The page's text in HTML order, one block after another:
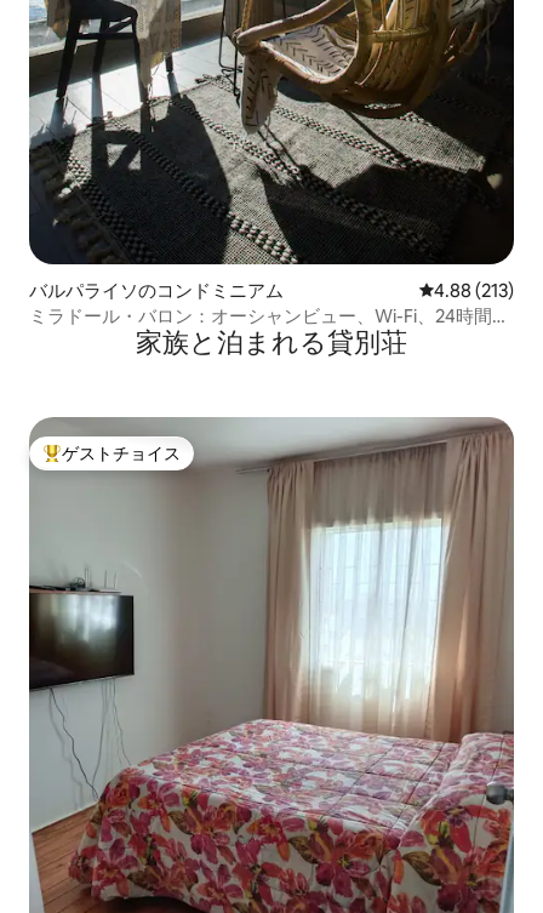
バルパライソのコンドミニアム レビュー213
4.88 (213)
ミラドール・バロン：オーシャンビュー、Wi-Fi、24時間
365日チェックイン家族と泊まれる貸別荘
大好評のゲストチョイスです。
ゲストチョイス